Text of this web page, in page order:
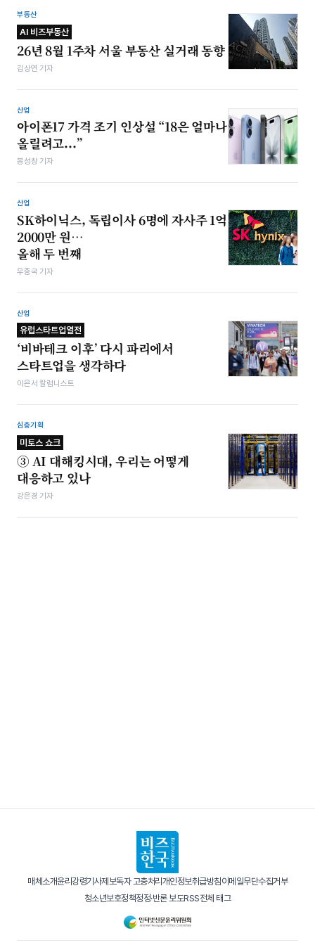
부동산
AI 비즈부동산
26년 8월 1주차 서울 부동산 실거래 동향
김상연 기자
산업
아이폰17 가격 조기 인상설 “18은 얼마나
올릴려고...”
봉성창 기자
산업
SK하이닉스, 독립이사 6명에 자사주 1억
2000만 원…
올해 두 번째
우종국 기자
산업
유럽스타트업열전
‘비바테크 이후’ 다시 파리에서
스타트업을 생각하다
이은서 칼럼니스트
심층기획
미토스 쇼크
③ AI 대해킹시대, 우리는 어떻게
대응하고 있나
강은경 기자
매체소개윤리강령기사제보독자 고충처리 개인정보취급방침이메일무단수집거부
청소년보호정책정정·반론 보도RSS전체 태그